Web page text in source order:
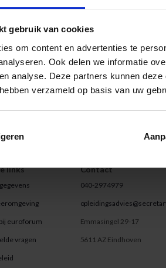
gebruik van cookies
om content en advertenties te
Ook delen we informatie
analyse. Deze partners kunnen
verzameld op basis van uw
Elke STAR die een cursus of opleiding
Hiermee
Management Institute. Vanaf € 499,- kun je
Hoe doe je mee?
Om in aanmerking te komen voor het
Marjan Muller
T: 040 - 29 74 947
links
euroforum
vragen
Contact
040-2974979
Emmasingel 29-17
5611 AZ Eindhoven